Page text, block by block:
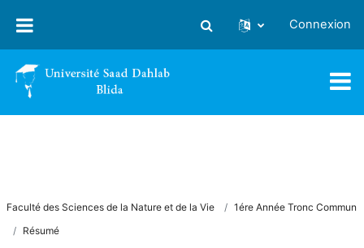
Activer/désactiver la saisie
Connexion
Faculté des Sciences de la Nature et de la Vie
1ére Année Tronc Commun
Résumé